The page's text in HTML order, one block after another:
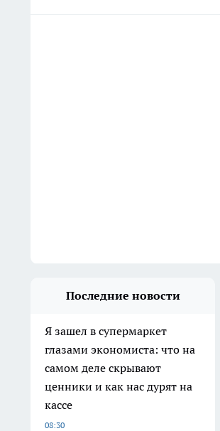
Последние новости
Я зашел в супермаркет
глазами экономиста: что на
самом деле скрывают
ценники и как нас дурят на
кассе
08:30